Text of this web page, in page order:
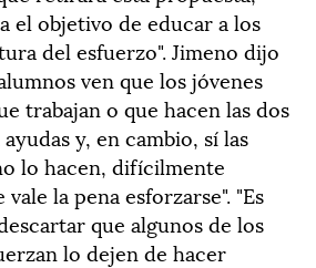
el objetivo de educar a los
del esfuerzo". Jimeno dijo
ven que los jóvenes
trabajan o que hacen las dos
y, en cambio, sí las
lo hacen, difícilmente
la pena esforzarse". "Es
que algunos de los
lo dejen de hacer